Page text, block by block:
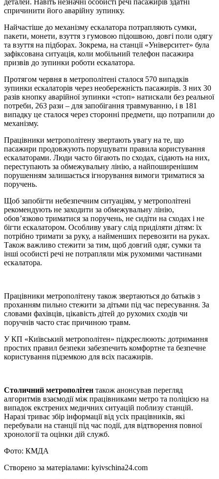
деталей. Навіть незначні особисті речі пасажирів здатні
спричинити його аварійну зупинку.
Найчастіше до механізму ескалатора потрапляють сумки,
пакети, монети, взуття з гумовою підошвою, довгі поли одягу
та взуття на підборах. Зокрема, на станції «Університет» була
зафіксована ситуація, коли мобільний телефон пасажира
призвів до зупинки роботи ескалатора.
Протягом червня в метрополітені сталося 570 випадків
зупинки ескалаторів через необережність пасажирів. З них 30
разів кнопку аварійної зупинки «стоп» натискали без реальної
потреби, 263 рази – для запобігання травмуванню, і в 181
випадку це сталося через сторонні предмети, що потрапили до
механізму.
Працівники метрополітену звертають увагу на те, що
пасажири продовжують порушувати правила користування
ескалаторами. Люди часто бігають по сходах, сідають на них,
переступають за обмежувальну лінію, а найпоширенішим
порушенням залишається ігнорування вимоги триматися за
поручень.
Щоб запобігти небезпечним ситуаціям, у метрополітені
рекомендують не заходити за обмежувальну лінію,
обов’язково триматися за поручень, не сидіти на сходах і не
бігти ескалатором. Особливу увагу слід приділяти дітям: їх
потрібно тримати за руку, а найменших перевозити на руках.
Також важливо стежити за тим, щоб довгий одяг, сумки та
інші особисті речі не потрапляли між рухомими частинами
ескалатора.
Працівники метрополітену також звертаються до батьків з
проханням пильно стежити за дітьми під час пересування. За
словами фахівців, цікавість дітей до рухомих сходів чи
поручнів часто стає причиною травм.
У КП «Київський метрополітен» підкреслюють: дотримання
простих правил безпеки забезпечить комфортне та безпечне
користування підземкою для всіх пасажирів.
Столичний метрополітен також анонсував перегляд
алгоритмів взаємодії між працівниками метро та поліцією на
випадок екстрених медичних ситуацій поблизу станцій.
Наразі триває збір інформації від усіх працівників, які
перебували на станції під час події, для відтворення повної
хронології та оцінки дій служб.
Фото: КМДА
Створено за матеріалами: kyivschina24.com